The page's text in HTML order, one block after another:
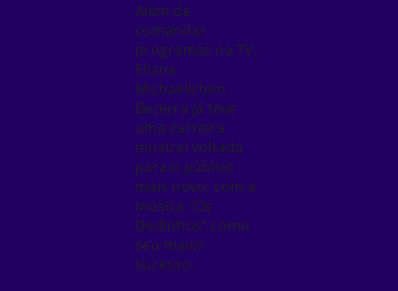
Além de
comandar
programas na TV,
Eliana
Michaelichen
Bezerra já teve
uma carreira
musical voltada
para o público
mais novo, com a
música "Os
Dedinhos" como
seu maior
sucesso.